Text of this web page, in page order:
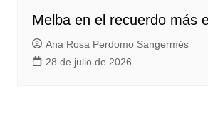
Melba en el recuerdo más
Ana Rosa Perdomo Sangermés
28 de julio de 2026